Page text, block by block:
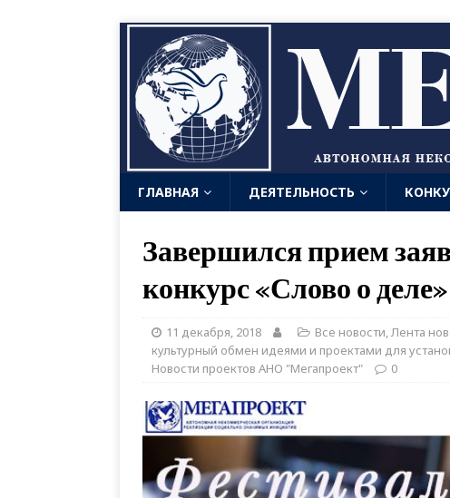
ГЛАВНАЯ ДЕЯТЕЛЬНОСТЬ
Завершился прием
конкурс «Слово о деле»
11 декабря, 2018 Все новости,Лента
культурный обмен идеями и проектами для
Новости проектов АНО "Мегапроект"
0